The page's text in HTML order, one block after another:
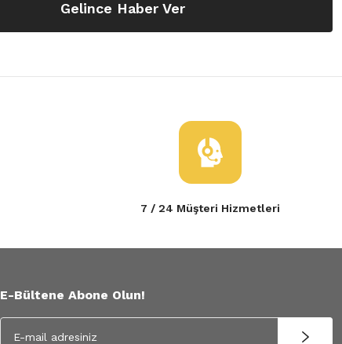
Gelince Haber Ver
7 / 24 Müşteri Hizmetleri
E-Bültene Abone Olun!